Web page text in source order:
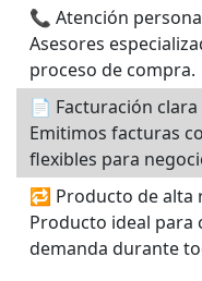
📞 Atención
Asesores
proceso de compra.
📄 Facturación
Emitimos facturas
flexibles para
🔁 Producto de alta
Producto ideal para
demanda durante